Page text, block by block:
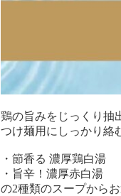
鶏の旨みをじっくり抽
つけ麺用にしっかり絡
・節香る 濃厚鶏白湯
・旨辛！濃厚赤白湯
の2種類のスープから